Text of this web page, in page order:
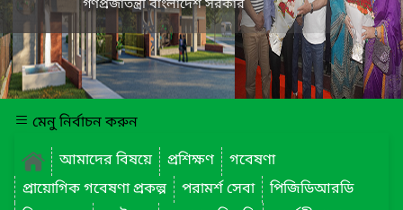
গণপ্রজাতন্ত্রী বাংলাদেশ সরকার
মেনু নির্বাচন করুন
আমাদের বিষয়ে
প্রশিক্ষণ
গবেষণা
প্রায়োগিক গবেষণা প্রকল্প
পরামর্শ সেবা
পিজিডিআরডি